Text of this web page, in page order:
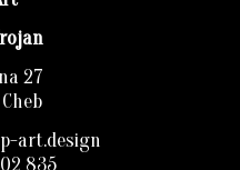
27
art.design
835